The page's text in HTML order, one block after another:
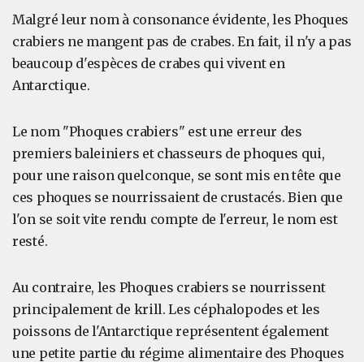
Malgré leur nom à consonance évidente, les Phoques
crabiers ne mangent pas de crabes. En fait, il n'y a pas
beaucoup d'espèces de crabes qui vivent en
Antarctique.
Le nom "Phoques crabiers" est une erreur des
premiers baleiniers et chasseurs de phoques qui,
pour une raison quelconque, se sont mis en tête que
ces phoques se nourrissaient de crustacés. Bien que
l'on se soit vite rendu compte de l'erreur, le nom est
resté.
Au contraire, les Phoques crabiers se nourrissent
principalement de krill. Les céphalopodes et les
poissons de l'Antarctique représentent également
une petite partie du régime alimentaire des Phoques